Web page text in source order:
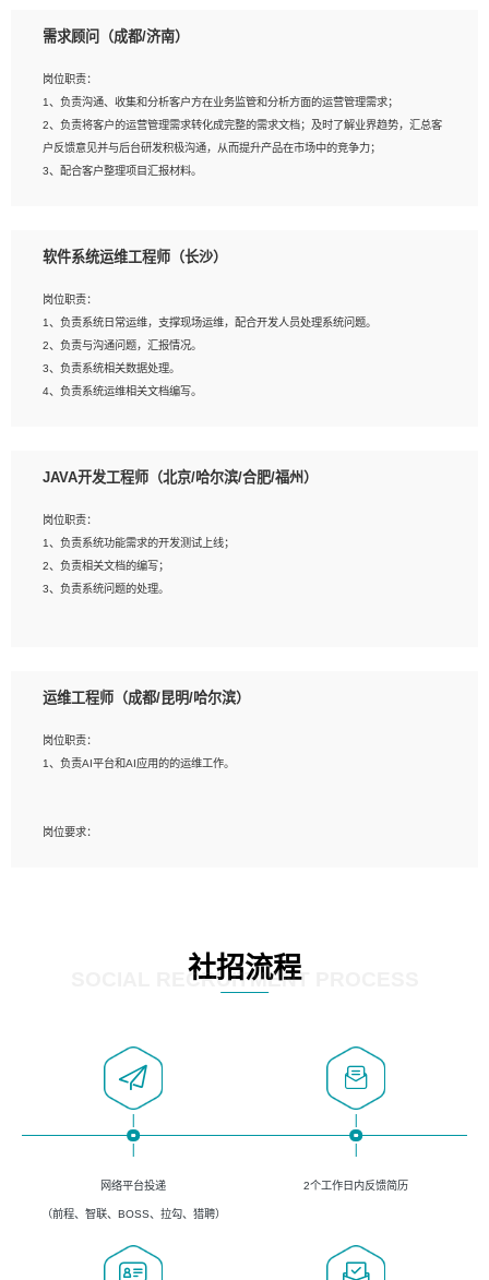
2、2年以上图像处理开发经验，熟悉python和spark开发；
建深度学习系统环境；
4、熟悉OPENCV、HALCON等常用图像处理软件，熟练进行图像处理；
5、熟悉主流的分类算法、聚类算法和关联分析算法原理，能熟练使用神经网络算法
的进行业务建模；
6、对OCR领域有深入的研究，熟悉模型调参，压缩和整型化方法；
需求顾问（成都/济南）
岗位职责：
1、负责沟通、收集和分析客户方在业务监管和分析方面的运营管理需求；
2、负责将客户的运营管理需求转化成完整的需求文档；及时了解业界趋势，汇总客
户反馈意见并与后台研发积极沟通，从而提升产品在市场中的竞争力；
3、配合客户整理项目汇报材料。
1、3年以上运营或解决方案的工作经验。
征，可独立提出完整的优化方案,并推动方案执行达成结果；熟练使用PPT、
WORD、EXCEL等办公软件；
3、深入理解公司各项AI产品和技术信息；具有较强的文档编写能力，能独立撰写
PPT、方案建议书等，面试时需携带个人制作的专业PPT文件进行展示。
软件系统运维工程师（长沙）
岗位职责：
1、负责系统日常运维，支撑现场运维，配合开发人员处理系统问题。
2、负责与沟通问题，汇报情况。
3、负责系统相关数据处理。
4、负责系统运维相关文档编写。
岗位要求：
2、精通linux命令。
3、熟悉oracle、mysql 数据库。
4、善于沟通，具有良好的团队合作精神和协作能力。
5、必须有实际的生产环境系统维护经验。
JAVA开发工程师（北京/哈尔滨/合肥/福州）
岗位职责：
1、负责系统功能需求的开发测试上线；
2、负责相关文档的编写；
3、负责系统问题的处理。
2、熟悉linux命令；
4、熟练使用oracle、mysql进行开发；
5、熟悉流程开发如使用activiti；
运维工程师（成都/昆明/哈尔滨）
岗位职责：
1、负责AI平台和AI应用的的运维工作。
岗位要求：
4、掌握DevOps思想、方法和流程。Jenkins工具使用；
5、掌握常见中间件配置与优化，如mysql、nginx等；
社招流程
SOCIAL RECRUITMENT PROCESS
网络平台投递
（前程、智联、BOSS、拉勾、猎聘）
2个工作日内反馈简历